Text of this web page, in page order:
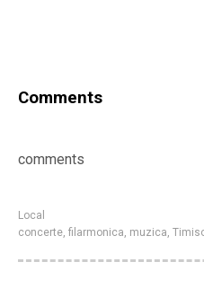
Comments
comments
Local
concerte, filarmonica, muzica,